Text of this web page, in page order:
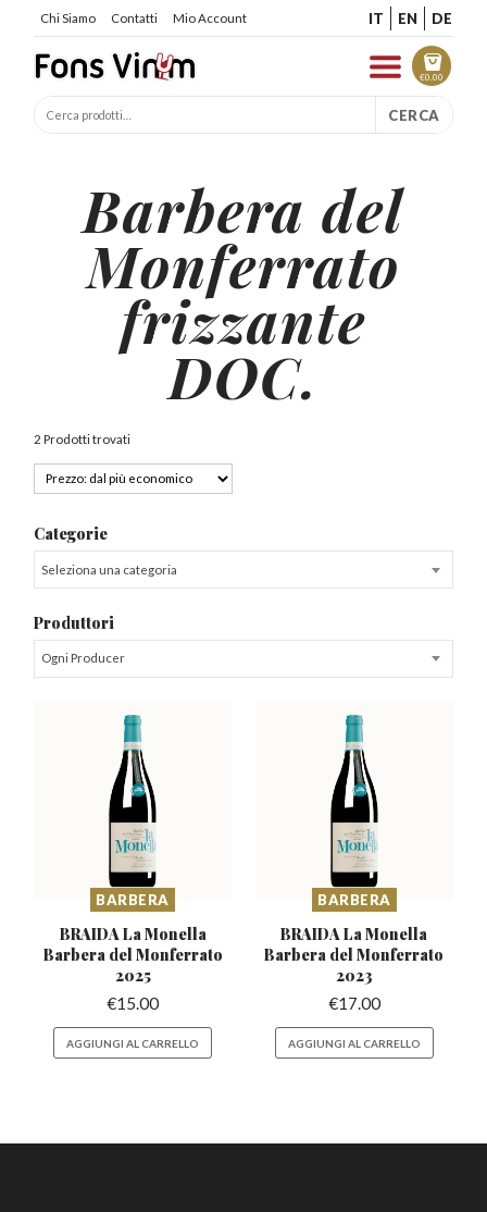
Chi Siamo Contatti Mio Account IT EN DE
€0.00
CERCA
Barbera del
Monferrato
frizzante
DOC.
2 Prodotti trovati
Categorie
Seleziona una categoria
Produttori
Ogni Producer
BARBERA
BRAIDA La Monella
Barbera del Monferrato
2025
€15.00
AGGIUNGI AL CARRELLO
BARBERA
BRAIDA La Monella
Barbera del Monferrato
2023
€17.00
AGGIUNGI AL CARRELLO